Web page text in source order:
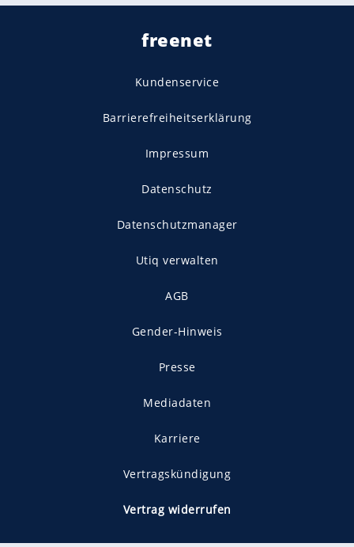
freenet
Kundenservice
Barrierefreiheitserklärung
Impressum
Datenschutz
Datenschutzmanager
Utiq verwalten
AGB
Gender-Hinweis
Presse
Mediadaten
Karriere
Vertragskündigung
Vertrag widerrufen